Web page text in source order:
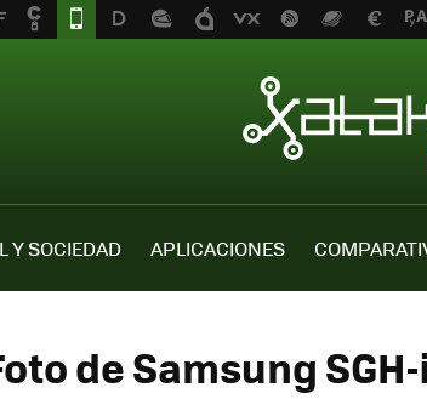
Y SOCIEDAD APLICACIONES
de Samsung